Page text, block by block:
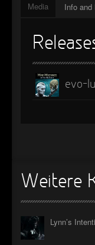
Media Info and
evo-
Weitere
Lynn’s